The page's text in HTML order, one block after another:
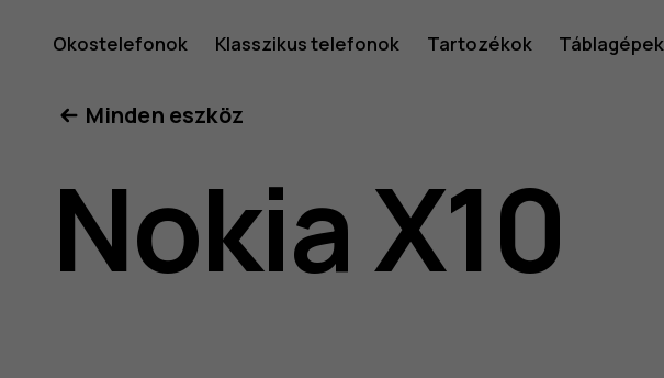
Nokia
X10
felhasználói
Okostelefonok Klasszikus telefonok Tartozékok Táblagépek
Minden eszköz
Nokia X10